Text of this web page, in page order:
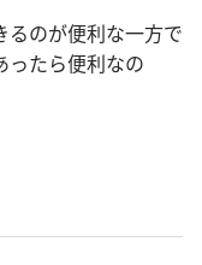
のが便利な一方で
ったら便利なの